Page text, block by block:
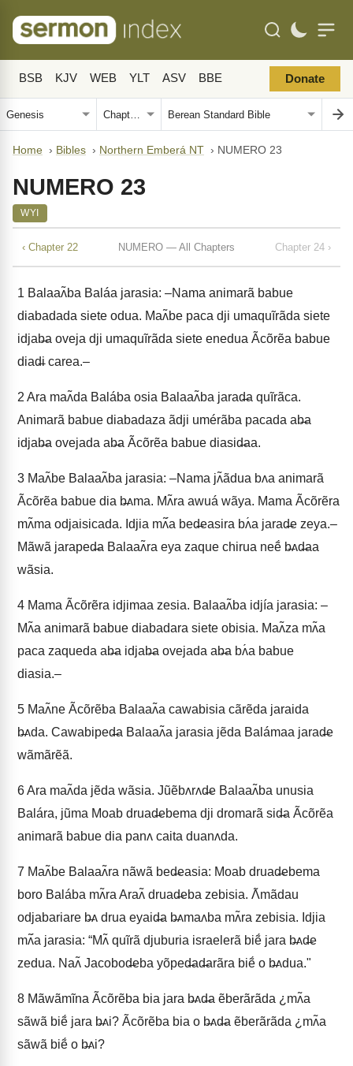
BSB KJV WEB YLT ASV BBE Donate
Home › Bibles › Northern Emberá NT › NUMERO 23
NUMERO 23
WYI
‹ Chapter 22 NUMERO — All Chapters Chapter 24 ›
1 Balaaʌ̃ba Baláa jarasia: –Nama animarã babue
diabadada siete odua. Maʌ̃be paca dji umaquĩrãda siete
idjab̶a oveja dji umaquĩrãda siete enedua Ãcõrẽa babue
diad̶i carea.–
2 Ara maʌ̃da Balába osia Balaaʌ̃ba jarad̶a quĩrãca.
Animarã babue diabadaza ãdji umérãba pacada ab̶a
idjab̶a ovejada ab̶a Ãcõrẽa babue diasid̶aa.
3 Maʌ̃be Balaaʌ̃ba jarasia: –Nama jʌ̃ãdua bʌa animarã
Ãcõrẽa babue dia b̶ʌma. Mʌ̃ra awuá wãya. Mama Ãcõrẽra
mʌ̃ma odjaisicada. Idjia mʌ̃́a bed̶easira bʌ́a jarad̶e zeya.–
Mãwã jaraped̶a Balaaʌ̃ra eya zaque chirua neẽ́ b̶ʌd̶aa
wãsia.
4 Mama Ãcõrẽra idjimaa zesia. Balaaʌ̃ba idjía jarasia: –
Mʌ̃a animarã babue diabadara siete obisia. Maʌ̃za mʌ̃a
paca zaqueda ab̶a idjab̶a ovejada ab̶a bʌ́a babue
diasia.–
5 Maʌ̃ne Ãcõrẽba Balaaʌ̃a cawabisia cãrẽda jaraida
b̶ʌda. Cawabiped̶a Balaaʌ̃a jarasia jẽda Balámaa jarad̶e
wãmãrẽã.
6Ara maʌ̃da jẽda wãsia. Jũẽbʌrʌd̶e Balaaʌ̃ba unusia
Balára, jũma Moab druad̶ebema dji dromarã sid̶a Ãcõrẽa
animarã babue dia panʌ caita duanʌda.
7 Maʌ̃be Balaaʌ̃ra nãwã bed̶easia: Moab druad̶ebema
boro Balába mʌ̃ra Araʌ̃ druad̶eba zebisia. Ʌ̃mãdau
odjabariare b̶ʌ drua eyaid̶a b̶ʌmaʌba mʌ̃ra zebisia. Idjia
mʌ̃́a jarasia: “Mʌ̃ quĩrã djuburia israelerã biẽ́ jara b̶ʌd̶e
zedua. Naʌ̃ Jacobod̶eba yõped̶ad̶arãra biẽ́ o b̶ʌdua."
8 Mãwãmĩna Ãcõrẽba bia jara b̶ʌd̶a ẽberãrãda ¿mʌ̃a
sãwã biẽ́ jara b̶ʌi? Ãcõrẽba bia o b̶ʌd̶a ẽberãrãda ¿mʌ̃a
sãwã biẽ́ o b̶ʌi?